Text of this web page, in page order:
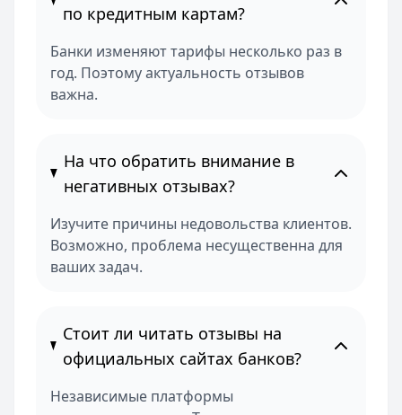
по кредитным картам?
Банки изменяют тарифы несколько раз в
год. Поэтому актуальность отзывов
важна.
На что обратить внимание в
негативных отзывах?
Изучите причины недовольства клиентов.
Возможно, проблема несущественна для
ваших задач.
Стоит ли читать отзывы на
официальных сайтах банков?
Независимые платформы